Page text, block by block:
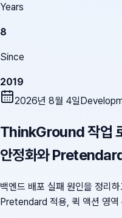
Years
8
Since
2019
2026년 8월 4일
ThinkGround 작업
안정화와
백엔드 배포 실패 원인을 정리
Pretendard 적용, 퀵 액션 영역